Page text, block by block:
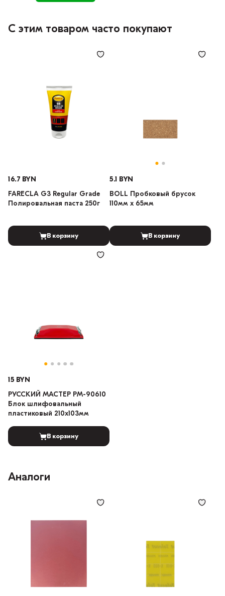
С этим товаром часто покупают
16.7 BYN
FARECLA G3 Regular Grade
Полировальная паста 250г
В корзину
5.1 BYN
BOLL Пробковый брусок
110мм x 65мм
В корзину
15 BYN
РУССКИЙ МАСТЕР РМ-90610
Блок шлифовальный
пластиковый 210х103мм
В корзину
Аналоги